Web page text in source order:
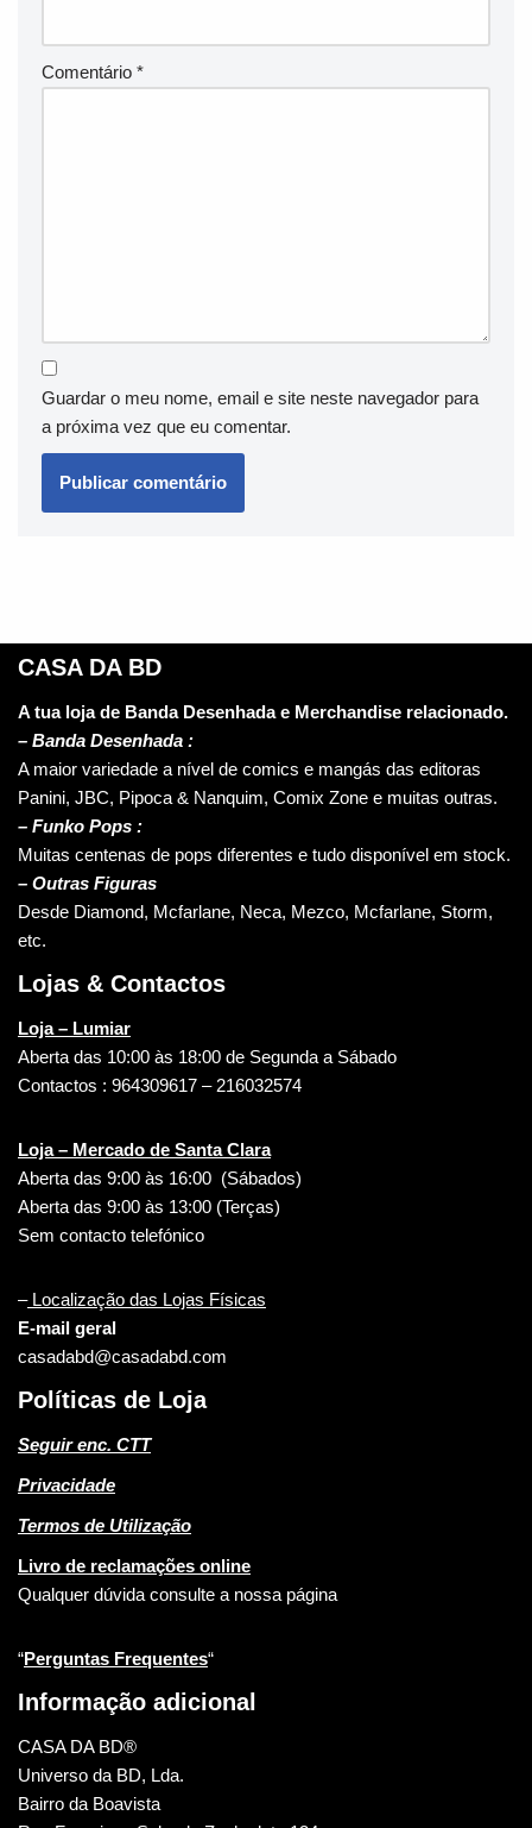
Comentário *
Guardar o meu nome, email e site neste navegador para
a próxima vez que eu comentar.
CASA DA BD
A tua loja de Banda Desenhada e Merchandise relacionado.
– Banda Desenhada :
A maior variedade a nível de comics e mangás das editoras
Panini, JBC, Pipoca & Nanquim, Comix Zone e muitas outras.
– Funko Pops :
Muitas centenas de pops diferentes e tudo disponível em stock.
– Outras Figuras
Desde Diamond, Mcfarlane, Neca, Mezco, Mcfarlane, Storm,
etc.
Lojas & Contactos
Loja – Lumiar
Aberta das 10:00 às 18:00 de Segunda a Sábado
Contactos : 964309617 – 216032574
Loja – Mercado de Santa Clara
Aberta das 9:00 às 16:00 (Sábados)
Aberta das 9:00 às 13:00 (Terças)
Sem contacto telefónico
–Localização das Lojas Físicas
E-mail geral
casadabd@casadabd.com
Políticas de Loja
Seguir enc. CTT
Privacidade
Termos de Utilização
Livro de reclamações online
Qualquer dúvida consulte a nossa página
“Perguntas Frequentes“
Informação adicional
CASA DA BD®
Universo da BD, Lda.
Bairro da Boavista